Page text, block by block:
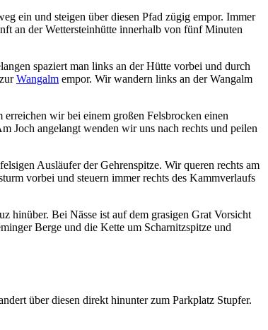
ein und steigen über diesen Pfad zügig empor. Immer
an der Wettersteinhütte innerhalb von fünf Minuten
spaziert man links an der Hütte vorbei und durch
Wangalm empor. Wir wandern links an der Wangalm
wir bei einem großen Felsbrocken einen
Joch angelangt wenden wir uns nach rechts und peilen
Ausläufer der Gehrenspitze. Wir queren rechts am
vorbei und steuern immer rechts des Kammverlaufs
hinüber. Bei Nässe ist auf dem grasigen Grat Vorsicht
Berge und die Kette um Scharnitzspitze und
über diesen direkt hinunter zum Parkplatz Stupfer.